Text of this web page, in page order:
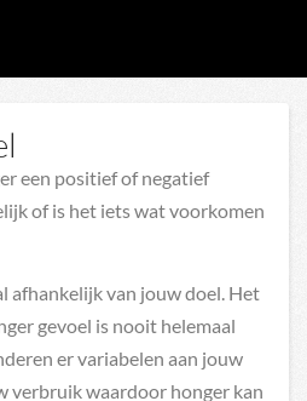
een positief of negatief
of is het iets wat voorkomen
afhankelijk van jouw doel. Het
gevoel is nooit helemaal
er variabelen aan jouw
verbruik waardoor honger kan